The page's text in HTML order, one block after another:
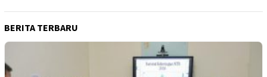
BERITA TERBARU